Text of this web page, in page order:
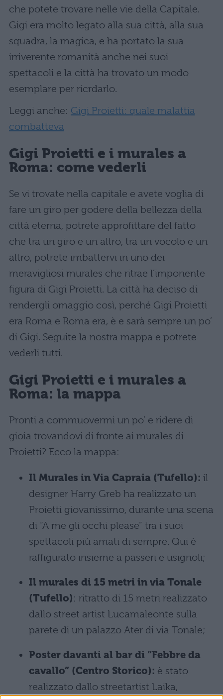
che potete trovare nelle vie della Capitale.
Gigi era molto legato alla sua città, alla sua
squadra, la magica, e ha portato la sua
irriverente romanità anche nei suoi
spettacoli e la città ha trovato un modo
esemplare per ricrdarlo.
Leggi anche: Gigi Proietti: quale malattia
combatteva
Gigi Proietti e i murales a
Roma: come vederli
Se vi trovate nella capitale e avete voglia di
fare un giro per godere della bellezza della
città eterna, potrete approfittare del fatto
che tra un giro e un altro, tra un vocolo e un
altro, potrete imbattervi in uno dei
meravigliosi murales che ritrae l’imponente
figura di Gigi Proietti. La città ha deciso di
rendergli omaggio così, perché Gigi Proietti
era Roma e Roma era, è e sarà sempre un po’
di Gigi. Seguite la nostra mappa e potrete
vederli tutti.
Gigi Proietti e i murales a
Roma: la mappa
Pronti a commuovermi un po’ e ridere di
gioia trovandovi di fronte ai murales di
Proietti? Ecco la mappa:
Il Murales in Via Capraia (Tufello): il
designer Harry Greb ha realizzato un
Proietti giovanissimo, durante una scena
di “A me gli occhi please” tra i suoi
spettacoli più amati di sempre. Qui è
raffigurato insieme a passeri e usignoli;
Il murales di 15 metri in via Tonale
(Tufello): ritratto di 15 metri realizzato
dallo street artist Lucamaleonte sulla
parete di un palazzo Ater di via Tonale;
Poster davanti al bar di “Febbre da
cavallo” (Centro Storico): è stato
realizzato dallo streetartist Laika,